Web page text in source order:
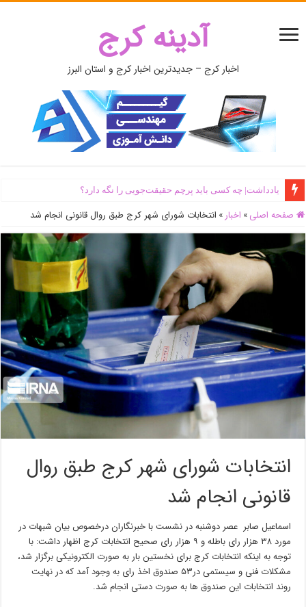
آدینه کرج
اخبار کرج – جدیدترین اخبار کرج و استان البرز
یادداشت| ‌چه کسی باید پرچم حقیقت‌جویی را نگه دارد؟
صفحه اصلی » اخبار » انتخابات شورای شهر کرج طبق روال قانونی انجام شد
انتخابات شورای شهر کرج طبق روال
قانونی انجام شد
اسماعیل صابر عصر دوشنبه در نشست با خبرنگاران درخصوص بیان شبهات در
مورد ۳۸ هزار رای باطله و ۹ هزار رای صحیح انتخابات کرج اظهار داشت: با
توجه به اینکه انتخابات کرج برای نخستین بار به صورت الکترونیکی برگزار شد،
مشکلات فنی و سیستمی در۵۳ صندوق اخذ رای به وجود آمد که در نهایت
روند انتخابات این صندوق ها به صورت دستی انجام شد.